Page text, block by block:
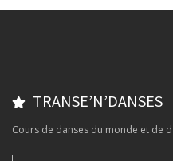
TRANSE’N’DANSES
Cours de danses du monde et de